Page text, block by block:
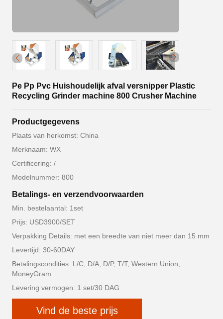
Pe Pp Pvc Huishoudelijk afval versnipper Plastic
Recycling Grinder machine 800 Crusher Machine
Productgegevens
Plaats van herkomst: China
Merknaam: WX
Certificering: /
Modelnummer: 800
Betalings- en verzendvoorwaarden
Min. bestelaantal: 1set
Prijs: USD3900/SET
Verpakking Details: met een breedte van niet meer dan 15 mm
Levertijd: 30-60DAY
Betalingscondities: L/C, D/A, D/P, T/T, Western Union,
MoneyGram
Levering vermogen: 1 set/30 DAG
Vind de beste prijs